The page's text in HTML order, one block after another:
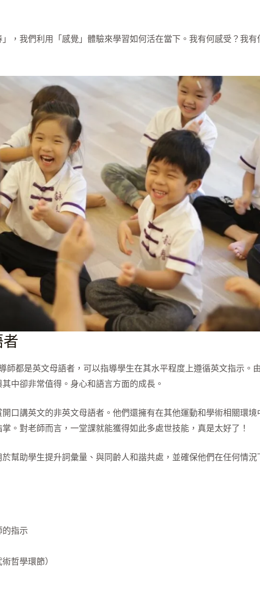
，我們利用「感覺」體驗來學習如何活在當下。我有何感受？我
師都是英文母語者，可以指導學生在其水平程度上遵循英文指示。
中卻非常值得。身心和語言方面的成長。
口講英文的非英文母語者。他們還擁有在其他運動和學術相關環
。對老師而言，一堂課就能獲得如此多處世技能，真是太好了！
於幫助學生提升詞彙量、與同齡人和諧共處，並確保他們在任何情況
的指示
哲學環節）